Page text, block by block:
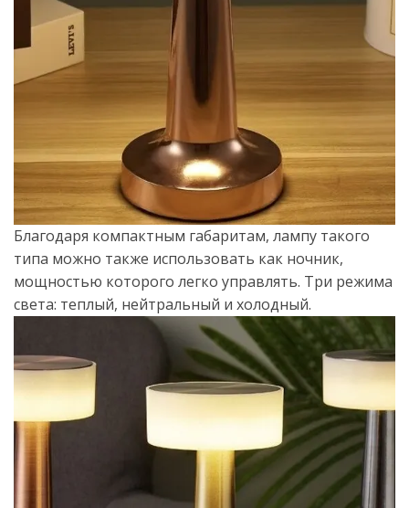
Благодаря компактным габаритам, лампу такого
типа можно также использовать как ночник,
мощностью которого легко управлять. Три режима
света: теплый, нейтральный и холодный.